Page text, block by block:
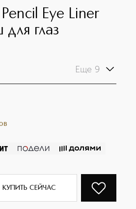
Eye Liner
глаз
Еще 9
КУПИТЬ СЕЙЧАС